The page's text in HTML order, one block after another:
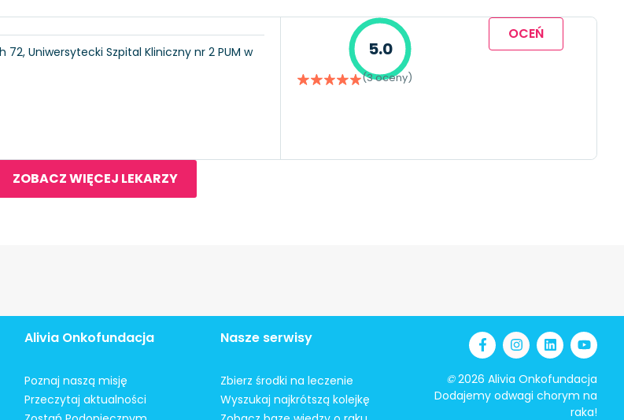
Uniwersytecki Szpital Kliniczny nr 2 PUM w
5.0
(3 oceny)
OCEŃ
ZOBACZ WIĘCEJ LEKARZY
Alivia Onkofundacja
Poznaj naszą misję
Przeczytaj aktualności
Nasze serwisy
Zbierz środki na leczenie
Wyszukaj najkrótszą kolejkę
©2026 Alivia Onkofundacja
Dodajemy odwagi chorym na
raka!